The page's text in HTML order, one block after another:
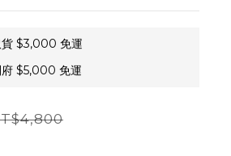
貨 $3,000 免運
$5,000 免運